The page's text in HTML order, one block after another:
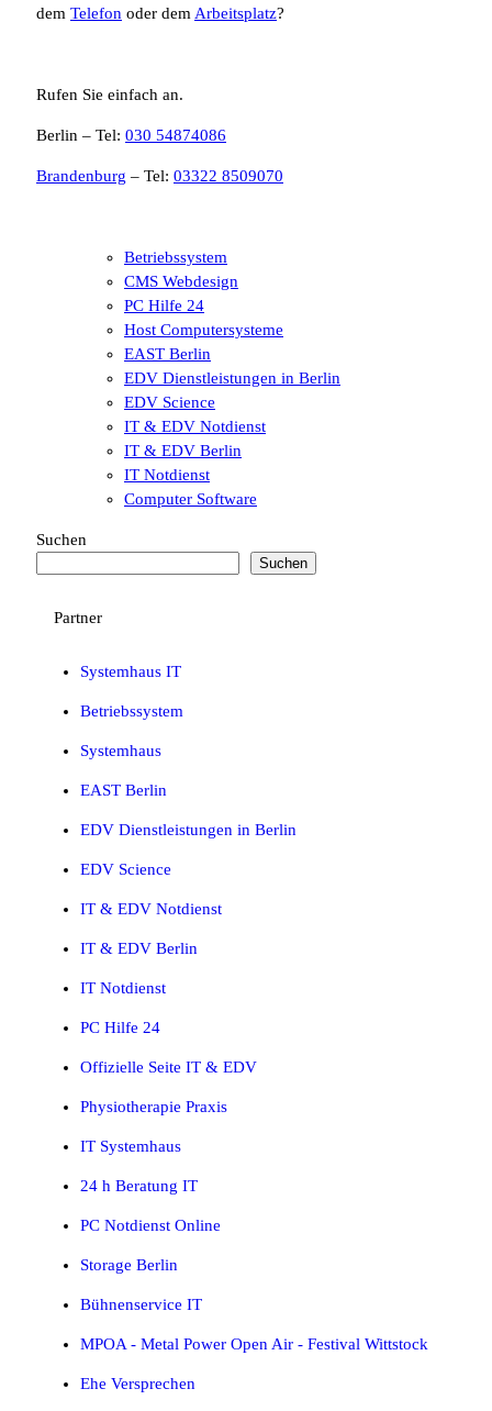
dem Telefon oder demArbeitsplatz?
Rufen Sie einfach an.
Berlin – Tel: 030 54874086
Brandenburg – Tel: 03322 8509070
Betriebssystem
CMS Webdesign
PC Hilfe 24
Host Computersysteme
EAST Berlin
EDV Dienstleistungen in Berlin
EDV Science
IT & EDV Notdienst
IT & EDV Berlin
IT Notdienst
Computer Software
Suchen
Suchen
Partner
Systemhaus IT
Betriebssystem
Systemhaus
EAST Berlin
EDV Dienstleistungen in Berlin
EDV Science
IT & EDV Notdienst
IT & EDV Berlin
IT Notdienst
PC Hilfe 24
Offizielle Seite IT & EDV
Physiotherapie Praxis
IT Systemhaus
24 h Beratung IT
PC Notdienst Online
Storage Berlin
Bühnenservice IT
MPOA - Metal Power Open Air - Festival Wittstock
Ehe Versprechen